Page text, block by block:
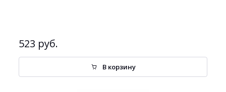
523 руб.
В корзину